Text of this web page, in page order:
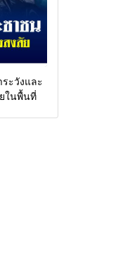
ะวังและ
ในพื้นที่